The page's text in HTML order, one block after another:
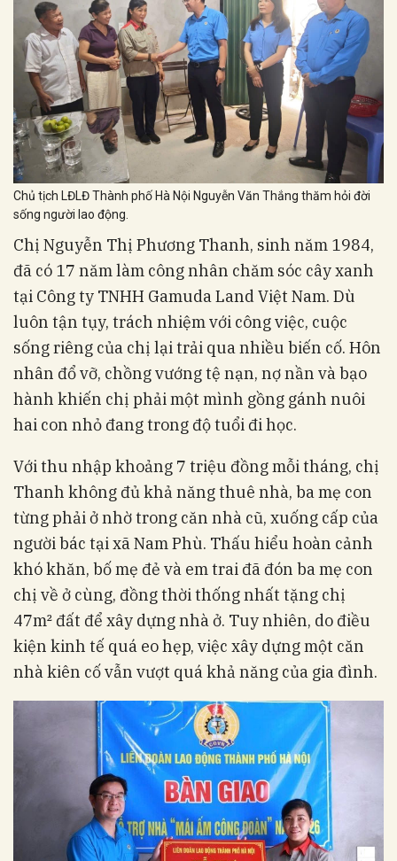
Chủ tịch LĐLĐ Thành phố Hà Nội Nguyễn Văn Thắng thăm hỏi đời
sống người lao động.
Chị Nguyễn Thị Phương Thanh, sinh năm 1984,
đã có 17 năm làm công nhân chăm sóc cây xanh
tại Công ty TNHH Gamuda Land Việt Nam. Dù
luôn tận tụy, trách nhiệm với công việc, cuộc
sống riêng của chị lại trải qua nhiều biến cố. Hôn
nhân đổ vỡ, chồng vướng tệ nạn, nợ nần và bạo
hành khiến chị phải một mình gồng gánh nuôi
hai con nhỏ đang trong độ tuổi đi học.
Với thu nhập khoảng 7 triệu đồng mỗi tháng, chị
Thanh không đủ khả năng thuê nhà, ba mẹ con
từng phải ở nhờ trong căn nhà cũ, xuống cấp của
người bác tại xã Nam Phù. Thấu hiểu hoàn cảnh
khó khăn, bố mẹ đẻ và em trai đã đón ba mẹ con
chị về ở cùng, đồng thời thống nhất tặng chị
47m² đất để xây dựng nhà ở. Tuy nhiên, do điều
kiện kinh tế quá eo hẹp, việc xây dựng một căn
nhà kiên cố vẫn vượt quá khả năng của gia đình.